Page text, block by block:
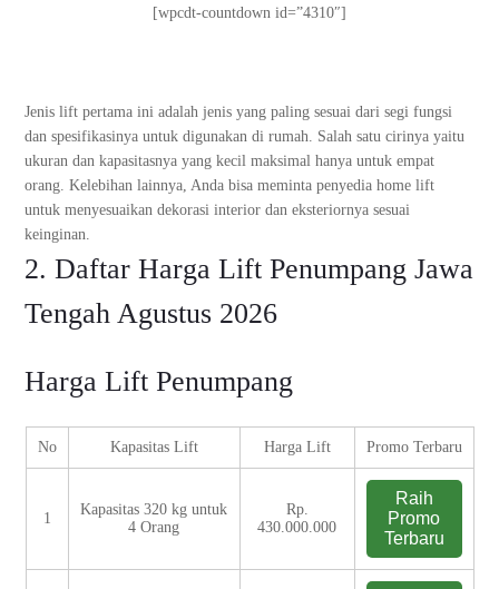
[wpcdt-countdown id=”4310″]
Jenis lift pertama ini adalah jenis yang paling sesuai dari segi fungsi
dan spesifikasinya untuk digunakan di rumah. Salah satu cirinya yaitu
ukuran dan kapasitasnya yang kecil maksimal hanya untuk empat
orang. Kelebihan lainnya, Anda bisa meminta penyedia home lift
untuk menyesuaikan dekorasi interior dan eksteriornya sesuai
keinginan.
2. Daftar Harga Lift Penumpang Jawa
Tengah Agustus 2026
Harga Lift Penumpang
No Kapasitas Lift Harga Lift Promo Terbaru
1
Kapasitas 320 kg untuk
4 Orang
Rp.
430.000.000
Raih
Promo
Terbaru